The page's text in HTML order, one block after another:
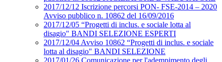
2017/12/12 Iscrizione percorsi PON- FSE-2014 – 2020
Avviso pubblico n. 10862 del 16/09/2016
2017/12/05 “Progetti di inclus. e sociale lotta al
disagio" BANDI SELEZIONE ESPERTI
2017/12/04 Avviso 10862 “Progetti di inclus. e sociale
lotta al disagio" BANDI SELEZIONE